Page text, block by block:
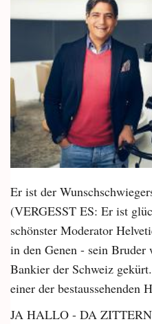
Er ist der
(VERGESST ES: Er ist
schönster Moderator
in den Genen - sein Bruder
Bankier der Schweiz
einer der bestaussehenden
JA HALLO - DA